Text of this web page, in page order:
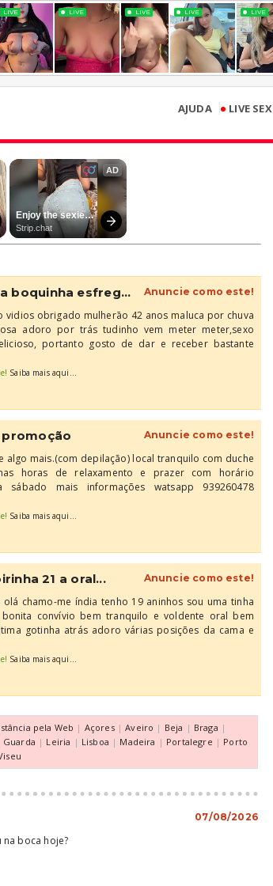
AJUDA • LIVE SEX
boquinha esfreg... Anuncie como este!
vidios obrigado mulherāo 42 anos maluca por chuva
adoro por trás tudinho vem meter meter,sexo
portanto gosto de dar e receber bastante
Saiba mais aqui...
promoção Anuncie como este!
algo mais.(com depilação) local tranquilo com duche
horas de relaxamento e prazer com horário
mais informações watsapp 939260478
Saiba mais aqui...
21 a oral... Anuncie como este!
chamo-me índia tenho 19 aninhos sou uma tinha
convívio bem tranquilo e voldente oral bem
gotinha atrás adoro várias posições da cama e
Saiba mais aqui...
pela Web | Açores | Aveiro | Beja | Braga |
Guarda | Leiria | Lisboa | Madeira | Portalegre | Porto
07/08/2026
boca hoje?